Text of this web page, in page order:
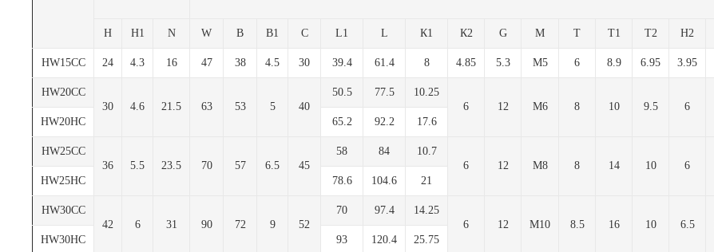
H H1 N W B B1 C L1 L К1 К2 G M T T1 T2 Н2
HW15CC 24 4.3 16 47 38 4.5 30 39.4 61.4 8 4.85 5.3 M5 6 8.9 6.95 3.95
HW20CC
30
4.6 21.5 63 53 5 40
50.5 77.5
10.25
6
12 M6 8 10 9.5 6
HW20HC
65.2 92.2 17.6
HW25CC
36
5.5 23.5 70 57 6.5 45
58 84
10.7
6
12 M8 8 14 10 6
HW25HC
78.6 104.6 21
HW30CC
42
6 31 90 72 9 52
70 97.4
14.25
6
12 M10 8.5 16 10 6.5
HW30HC
93 120.4 25.75